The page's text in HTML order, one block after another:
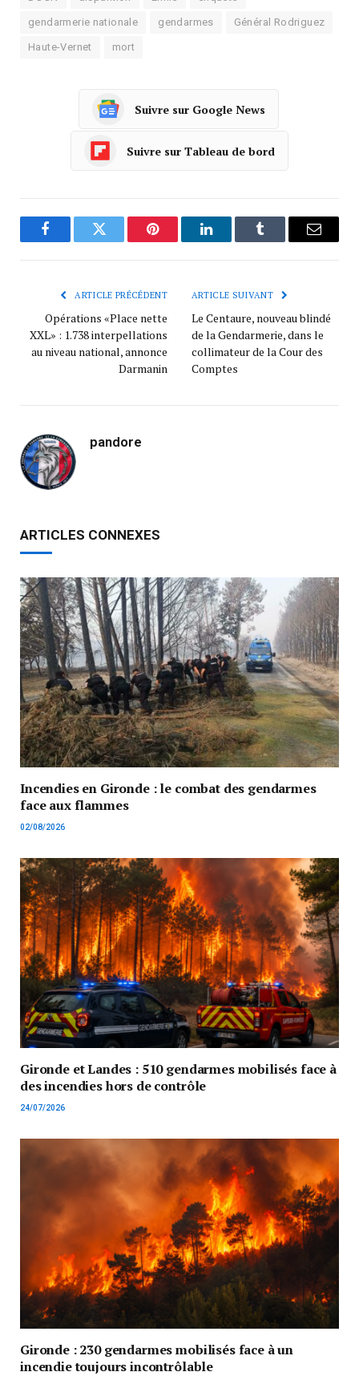
gendarmerie nationale gendarmes Général Rodriguez
Haute-Vernet mort
Suivre sur Google News
Suivre sur Tableau de bord
FacebookTwitter Pinterest LinkedInTumblr
ARTICLE PRÉCÉDENT
Opérations «Place nette
XXL» : 1.738 interpellations
au niveau national, annonce
Darmanin
ARTICLE SUIVANT
Le Centaure, nouveau blindé
de la Gendarmerie, dans le
collimateur de la Cour des
Comptes
pandore
ARTICLES CONNEXES
Incendies en Gironde : le combat des gendarmes
face aux flammes
02/08/2026
Gironde et Landes : 510 gendarmes mobilisés face à
des incendies hors de contrôle
24/07/2026
Gironde : 230 gendarmes mobilisés face à un
incendie toujours incontrôlable